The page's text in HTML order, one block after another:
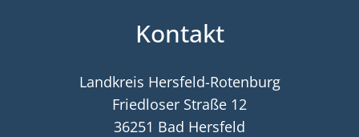
Kontakt
Landkreis Hersfeld-Rotenburg
Friedloser Straße 12
36251 Bad Hersfeld